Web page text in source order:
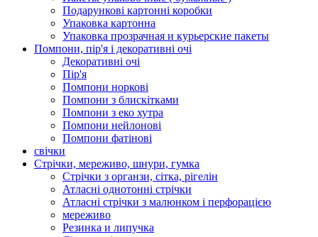
Подарункові картонні коробки
Упаковка картонна
Упаковка прозрачная и курьерские пакеты
Помпони, пір'я і декоративні очі
Декоративні очі
Пір'я
Помпони норкові
Помпони з блискітками
Помпони з еко хутра
Помпони нейлонові
Помпони фатінові
свічки
Стрічки, мереживо, шнури, гумка
Стрічки з органзи, сітка, рігелін
Атласні однотонні стрічки
Атласні стрічки з малюнком і перфорацією
мереживо
Резинка и липучка